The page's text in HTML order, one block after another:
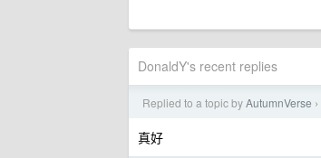
DonaldY's recent replies
Replied to a topic byAutumnVerse ›
真好